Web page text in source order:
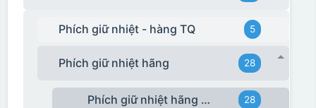
Phích giữ nhiệt - hàng TQ 5
Phích giữ nhiệt hãng 28
Phích giữ nhiệt hãng Rạng Đông 28